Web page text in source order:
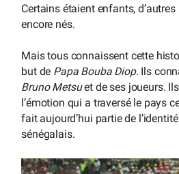
Certains étaient enfants, d’autres
encore nés.
Mais tous connaissent cette
but de Papa Bouba Diop. Ils
Bruno Metsuet de ses joueurs.
l’émotion qui a traversé le pays
fait aujourd’hui partie de
sénégalais.